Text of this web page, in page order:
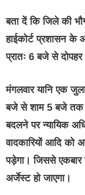
बता दें कि जिले की
हाईकोर्ट प्रशासन के
प्रातः 6 बजे से
मंगलवार यानि एक
बजे से शाम 5 बजे तक
बदलने पर न्यायिक
वादकारियों आदि को
पड़ेगा। जिससे एकबार
अर्जेस्ट हो जाएगा।